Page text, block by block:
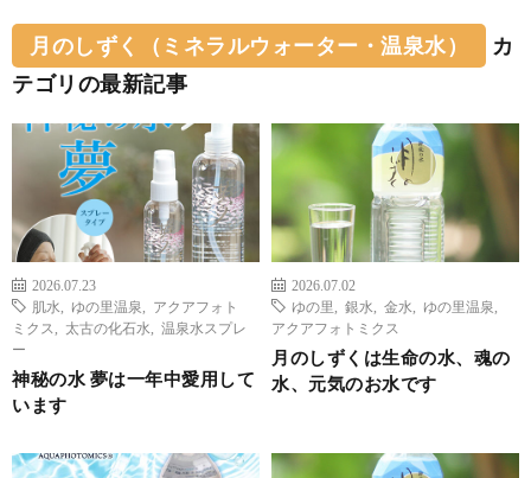
月のしずく（ミネラルウォーター・温泉水）
カ
テゴリの最新記事
2026.07.23
肌水
ゆの里温泉
アクアフォト
ミクス
太古の化石水
温泉水スプレ
ー
神秘の水 夢は一年中愛用して
います
2026.07.02
ゆの里
銀水 金水 ゆの里温泉
アクアフォトミクス
月のしずくは生命の水、魂の
水、元気のお水です